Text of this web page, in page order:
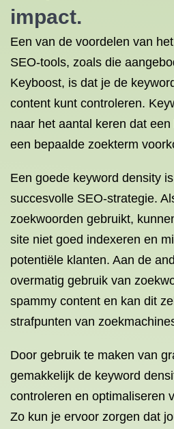
impact.
Een van de voordelen van
SEO-tools, zoals die
Keyboost, is dat je de
content kunt controleren.
naar het aantal keren dat
een bepaalde zoekterm
Een goede keyword density
succesvolle SEO-strategie.
zoekwoorden gebruikt,
site niet goed indexeren en
potentiële klanten. Aan de
overmatig gebruik van
spammy content en kan dit
strafpunten van
Door gebruik te maken van
gemakkelijk de keyword
controleren en optimaliseren
Zo kun je ervoor zorgen dat